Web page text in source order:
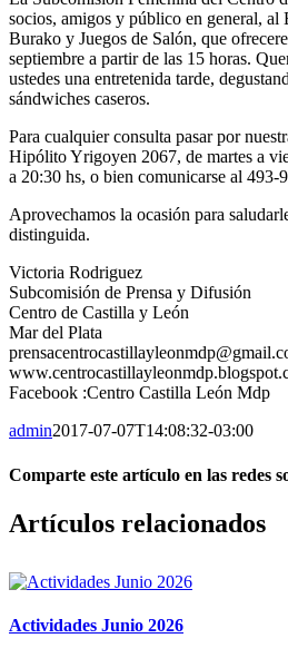
socios, amigos y público en general, al
Burako y Juegos de Salón, que
septiembre a partir de las 15 horas.
ustedes una entretenida tarde,
sándwiches caseros.
Para cualquier consulta pasar por
Hipólito Yrigoyen 2067, de martes a
a 20:30 hs, o bien comunicarse al 493-
Aprovechamos la ocasión para
distinguida.
Victoria Rodriguez
Subcomisión de Prensa y Difusión
Centro de Castilla y León
Mar del Plata
Facebook :Centro Castilla León Mdp
admin2017-07-07T14:08:32-03:00
Comparte este artículo en las redes
Facebook
X
Reddit
LinkedIn
Pinterest
Vk
Artículos relacionados
Actividades Junio 2026